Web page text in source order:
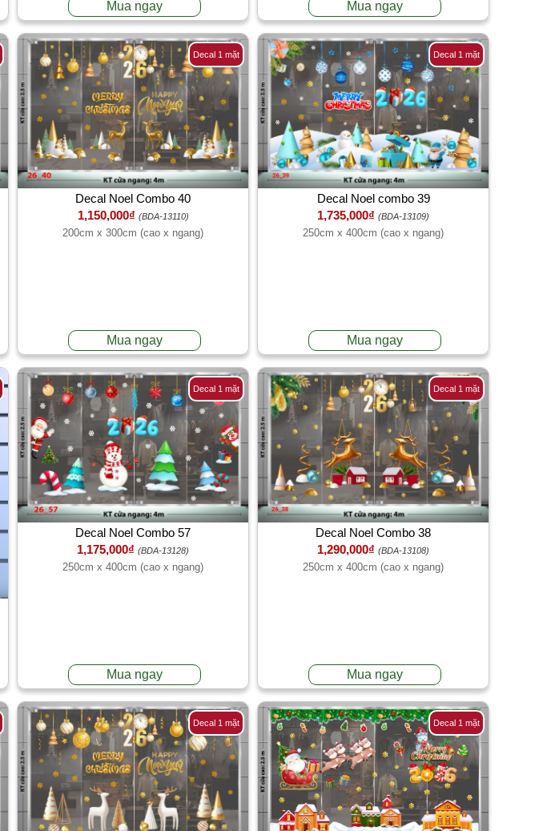
Mua ngay Mua ngay
Decal 1 mặt
Decal Noel Combo 40
1,150,000₫ (BDA-13110)
200cm x 300cm (cao x ngang)
Mua ngay
Decal 1 mặt
Decal Noel combo 39
1,735,000₫ (BDA-13109)
250cm x 400cm (cao x ngang)
Mua ngay
Decal 1 mặt
Decal Noel Combo 57
1,175,000₫ (BDA-13128)
250cm x 400cm (cao x ngang)
Mua ngay
Decal 1 mặt
Decal Noel Combo 38
1,290,000₫ (BDA-13108)
250cm x 400cm (cao x ngang)
Mua ngay
Decal 1 mặt Decal 1 mặt